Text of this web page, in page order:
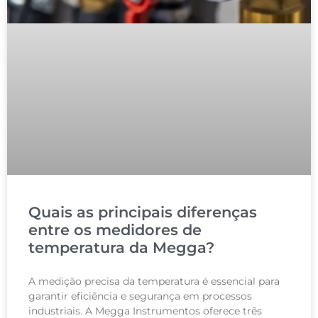
Quais as principais diferenças
entre os medidores de
temperatura da Megga?
A medição precisa da temperatura é essencial para
garantir eficiência e segurança em processos
industriais. A Megga Instrumentos oferece três